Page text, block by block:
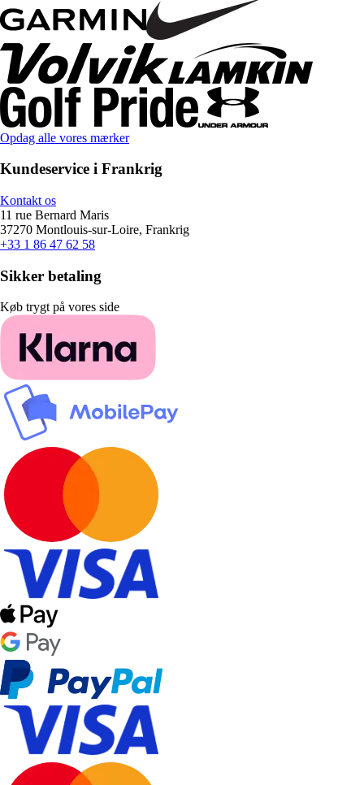
Opdag alle vores mærker
Kundeservice i Frankrig
Kontakt os
11 rue Bernard Maris
37270 Montlouis-sur-Loire, Frankrig
+33 1 86 47 62 58
Sikker betaling
Køb trygt på vores side